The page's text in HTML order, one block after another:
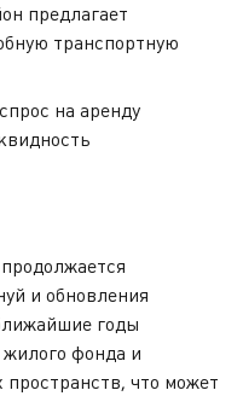
предлагает
транспортную
на аренду
и обновления
годы
фонда и
что может